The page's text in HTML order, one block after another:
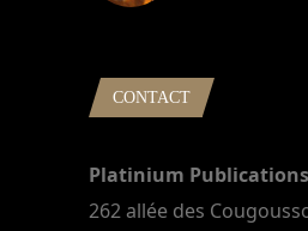
CONTACT
Platinium Publications
262 allée des